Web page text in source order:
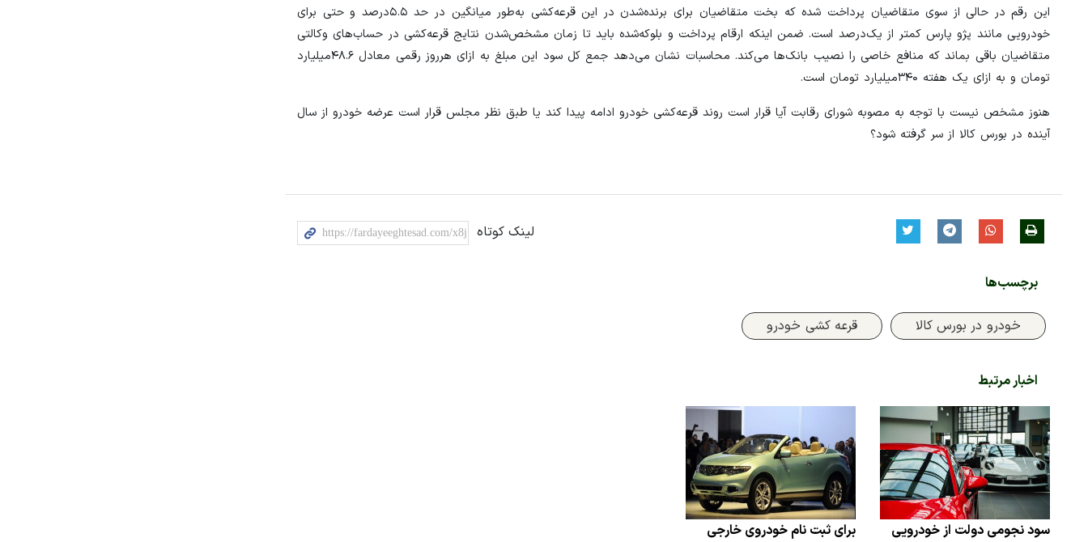
این رقم در حالی از سوی متقاضیان پرداخت شده ‌که بخت متقاضیان برای برنده‌شدن در این قرعه‌کشی به‌طور میانگین در حد ۵.۵درصد و حتی برای
خودرویی مانند پژو پارس کمتر از یک‌درصد است. ضمن اینکه ارقام پرداخت و بلوکه‌شده باید تا زمان مشخص‌شدن نتایج قرعه‌کشی در حساب‌های وکالتی
متقاضیان باقی بماند که منافع خاصی را نصیب بانک‌ها می‌کند. محاسبات نشان می‌دهد جمع کل سود این مبلغ به ازای هرروز رقمی معادل ۴۸.۶میلیارد
تومان و به ازای یک هفته ۳۴۰میلیارد تومان است.
هنوز مشخص نیست ‌با توجه به مصوبه شورای رقابت آیا قرار است روند قرعه‌کشی خودرو ادامه پیدا کند یا طبق نظر مجلس قرار است عرضه خودرو از سال
آینده در بورس کالا از سر گرفته شود؟
لینک کوتاه
برچسب‌ها
خودرو در بورس کالا قرعه کشی خودرو
اخبار مرتبط
سود نجومی دولت از خودرویی
برای ثبت نام خودروی خارجی